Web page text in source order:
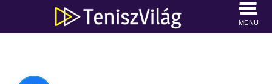
MENU